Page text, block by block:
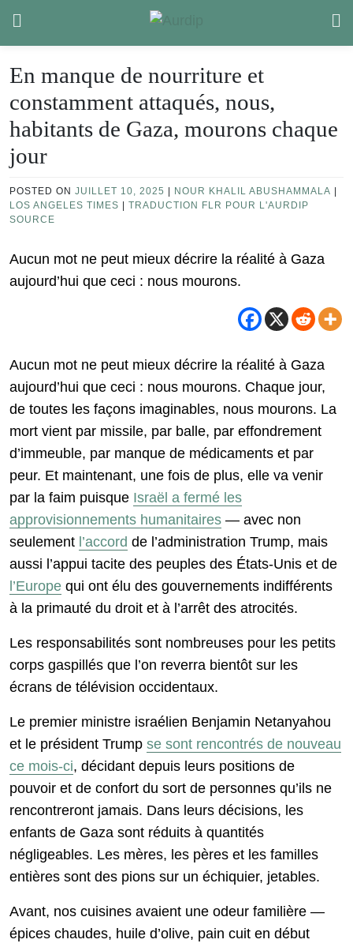
content
En manque de nourriture et
constamment attaqués, nous,
habitants de Gaza, mourons chaque
jour
POSTED ON JUILLET 10, 2025 NOUR KHALIL ABUSHAMMALA
LOS ANGELES TIMES
TRADUCTION FLR POUR L'AURDIP
SOURCE
Aucun mot ne peut mieux décrire la réalité à Gaza
aujourd’hui que ceci : nous mourons.
Aucun mot ne peut mieux décrire la réalité à Gaza
aujourd’hui que ceci : nous mourons. Chaque jour,
de toutes les façons imaginables, nous mourons. La
mort vient par missile, par balle, par effondrement
d’immeuble, par manque de médicaments et par
peur. Et maintenant, une fois de plus, elle va venir
par la faim puisque Israël a fermé les
approvisionnements humanitaires — avec non
seulement l’accord de l’administration Trump, mais
aussi l’appui tacite des peuples des États-Unis et de
l’Europe qui ont élu des gouvernements indifférents
à la primauté du droit et à l’arrêt des atrocités.
Les responsabilités sont nombreuses pour les petits
corps gaspillés que l’on reverra bientôt sur les
écrans de télévision occidentaux.
Le premier ministre israélien Benjamin Netanyahou
et le président Trump se sont rencontrés de nouveau
ce mois-ci, décidant depuis leurs positions de
pouvoir et de confort du sort de personnes qu’ils ne
rencontreront jamais. Dans leurs décisions, les
enfants de Gaza sont réduits à quantités
négligeables. Les mères, les pères et les familles
entières sont des pions sur un échiquier, jetables.
Avant, nos cuisines avaient une odeur familière —
épices chaudes, huile d’olive, pain cuit en début